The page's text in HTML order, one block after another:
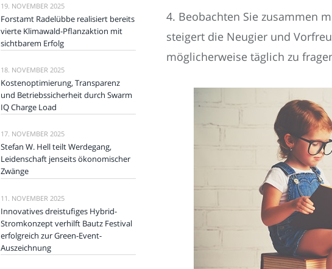
4. Beobachten Sie zusammen
steigert die Neugier und
möglicherweise täglich zu
19. NOVEMBER 2025
Forstamt Radelübbe realisiert bereits
vierte Klimawald-Pflanzaktion mit
sichtbarem Erfolg
18. NOVEMBER 2025
Kostenoptimierung, Transparenz
und Betriebssicherheit durch Swarm
IQ Charge Load
17. NOVEMBER 2025
Stefan W. Hell teilt Werdegang,
Leidenschaft jenseits ökonomischer
Zwänge
11. NOVEMBER 2025
Innovatives dreistufiges Hybrid-
Stromkonzept verhilft Bautz Festival
erfolgreich zur Green-Event-
Auszeichnung